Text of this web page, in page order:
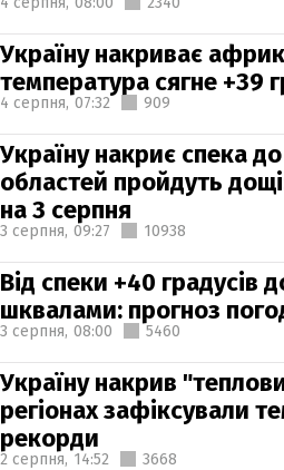
Україну накриває
температура сягне +39
4 серпня, 07:32 909
Україну накриє спека
областей пройдуть
на 3 серпня
3 серпня, 09:27 10938
Від спеки +40 градусів
шквалами: прогноз
3 серпня, 08:00 5460
Україну накрив
регіонах зафіксували
рекорди
2 серпня, 14:52 3668